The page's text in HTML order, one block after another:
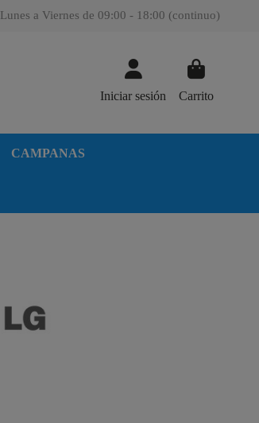
Lunes a Viernes de 09:00 - 18:00 (continuo)
Iniciar sesión Carrito
CAMPANAS